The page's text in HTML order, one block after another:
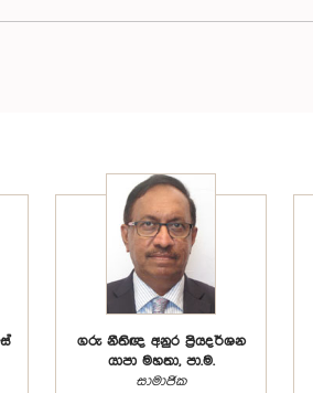
ගරු නීතිඥ අනුර ප්‍රියදර්ශන
යාපා මහතා, පා.ම.
සාමාජික